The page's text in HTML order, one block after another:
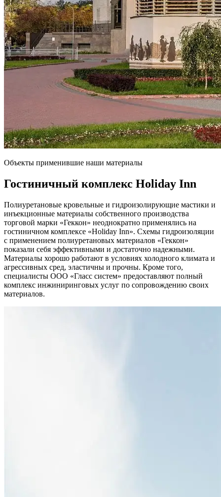
Объекты применившие наши материалы
Гостиничный комплекс Holiday Inn
Полиуретановые кровельные и гидроизолирующие мастики и
инъекционные материалы собственного производства
торговой марки «Геккон» неоднократно применялись на
гостиничном комплексе «Holiday Inn». Схемы гидроизоляции
с применением полиуретановых материалов «Геккон»
показали себя эффективными и достаточно надежными.
Материалы хорошо работают в условиях холодного климата и
агрессивных сред, эластичны и прочны. Кроме того,
специалисты ООО «Гласс систем» предоставляют полный
комплекс инжиниринговых услуг по сопровождению своих
материалов.